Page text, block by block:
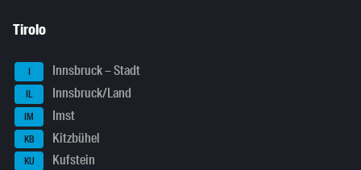
Tirolo
I Innsbruck – Stadt
IL Innsbruck/Land
IM Imst
KB Kitzbühel
KU Kufstein